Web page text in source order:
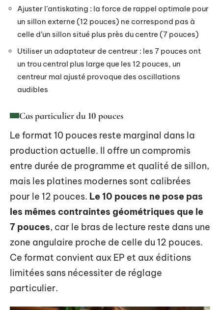
Ajuster l’antiskating : la force de rappel optimale pour
un sillon externe (12 pouces) ne correspond pas à
celle d’un sillon situé plus près du centre (7 pouces)
Utiliser un adaptateur de centreur : les 7 pouces ont
un trou central plus large que les 12 pouces, un
centreur mal ajusté provoque des oscillations
audibles
Cas particulier du 10 pouces
Le format 10 pouces reste marginal dans la
production actuelle. Il offre un compromis
entre durée de programme et qualité de sillon,
mais les platines modernes sont calibrées
pour le 12 pouces. Le 10 pouces ne pose pas
les mêmes contraintes géométriques que le
7 pouces, car le bras de lecture reste dans une
zone angulaire proche de celle du 12 pouces.
Ce format convient aux EP et aux éditions
limitées sans nécessiter de réglage
particulier.